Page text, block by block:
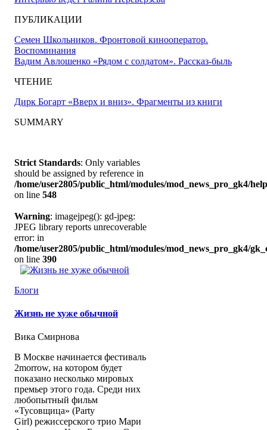
ПУБЛИКАЦИИ
Семен Школьников. Фронтовой кинооператор.
Воспоминания
Вадим Авлошенко «Рядом с солдатом». Рассказ-быль
ЧТЕНИЕ
Дирк Богарт «Вверх и вниз». Фрагменты из книги
SUMMARY
Strict Standards: Only variables
should be assigned by reference in
/home/user2805/public_html/modules/mod_news_pro_gk4/
on line 548
Warning: imagejpeg(): gd-jpeg:
JPEG library reports unrecoverable
error: in
/home/user2805/public_html/modules/mod_news_pro_gk4/
on line 390
Блоги
Жизнь не хуже обычной
Вика Смирнова
В Москве начинается фестиваль
2morrow, на котором будет
показано несколько мировых
премьер этого года. Среди них
любопытный фильм
«Тусовщица» (Party
Girl) режиссерского трио Мари